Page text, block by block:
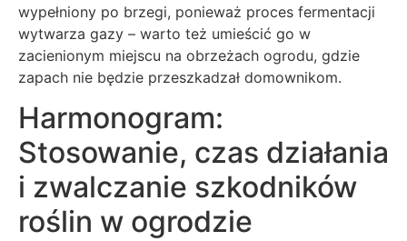
wypełniony po brzegi, ponieważ proces fermentacji
wytwarza gazy – warto też umieścić go w
zacienionym miejscu na obrzeżach ogrodu, gdzie
zapach nie będzie przeszkadzał domownikom.
Harmonogram:
Stosowanie, czas działania
i zwalczanie szkodników
roślin w ogrodzie